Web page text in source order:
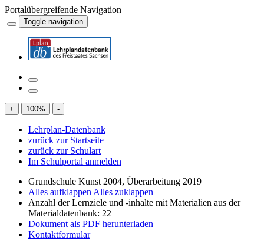
Portalübergreifende Navigation
Toggle navigation
+ 100% -
Lehrplan-Datenbank
zurück zur Startseite
zurück zur Schulart
Im Schulportal anmelden
Grundschule Kunst 2004, Überarbeitung 2019
Alles aufklappen Alles zuklappen
Anzahl der Lernziele und -inhalte mit Materialien aus der
Materialdatenbank: 22
Dokument als PDF herunterladen
Kontaktformular